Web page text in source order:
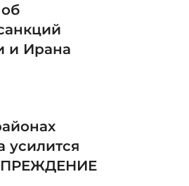
и Ирана
усилится